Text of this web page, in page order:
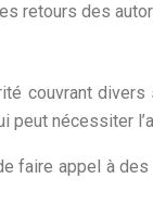
retours des
couvrant
nécessiter
faire appel à